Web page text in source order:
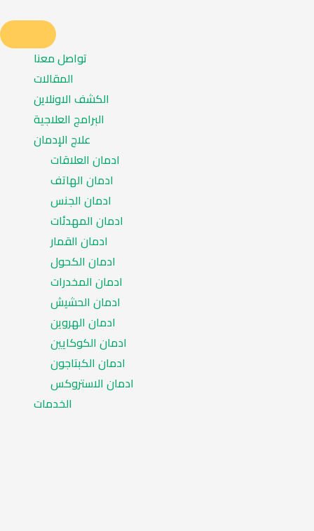
تواصل معنا
المقالات
الكشف الاونلاين
البرامج العلاجية
علاج الإدمان
ادمان العلاقات
ادمان الهاتف
ادمان الجنس
ادمان المهدئات
ادمان القمار
ادمان الكحول
ادمان المخدرات
ادمان الحشيش
ادمان الهروين
ادمان الكوكايين
ادمان الكبتاجون
ادمان الاستروكس
الخدمات